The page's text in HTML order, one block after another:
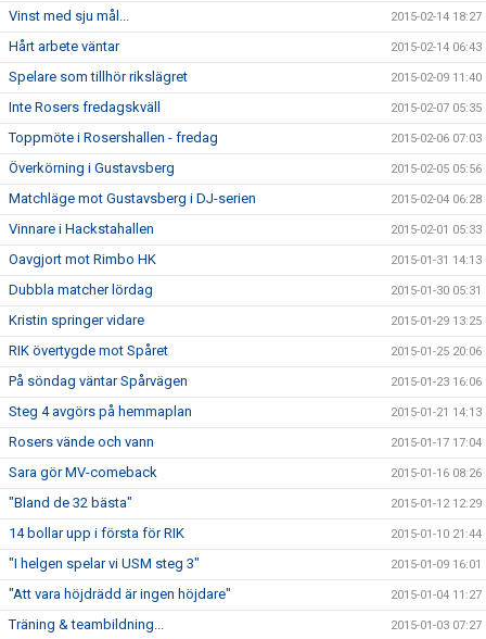
Vinst med sju mål... 2015-02-14 18:27
Hårt arbete väntar 2015-02-14 06:43
Spelare som tillhör rikslägret 2015-02-09 11:40
Inte Rosers fredagskväll 2015-02-07 05:35
Toppmöte i Rosershallen - fredag 2015-02-06 07:03
Överkörning i Gustavsberg 2015-02-05 05:56
Matchläge mot Gustavsberg i DJ-serien 2015-02-04 06:28
Vinnare i Hackstahallen 2015-02-01 05:33
Oavgjort mot Rimbo HK 2015-01-31 14:13
Dubbla matcher lördag 2015-01-30 05:31
Kristin springer vidare 2015-01-29 13:25
RIK övertygde mot Spåret 2015-01-25 20:06
På söndag väntar Spårvägen 2015-01-23 16:06
Steg 4 avgörs på hemmaplan 2015-01-21 14:13
Rosers vände och vann 2015-01-17 17:04
Sara gör MV-comeback 2015-01-16 08:26
"Bland de 32 bästa" 2015-01-12 12:29
14 bollar upp i första för RIK 2015-01-10 21:44
"I helgen spelar vi USM steg 3" 2015-01-09 16:01
"Att vara höjdrädd är ingen höjdare" 2015-01-04 11:27
Träning & teambildning... 2015-01-03 07:27